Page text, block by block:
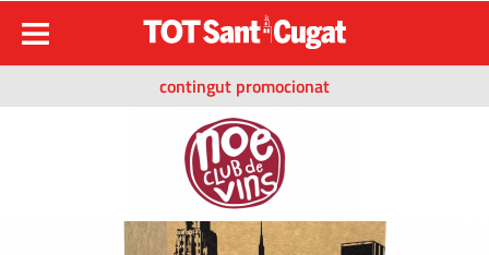
contingut promocionat